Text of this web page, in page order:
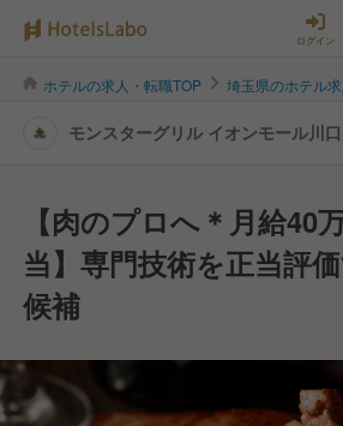
ログイン
ホテルの求人・転職TOP 埼玉県のホテル求
モンスターグリル イオンモール川
【肉のプロへ＊月給40
当】専門技術を正当評
候補